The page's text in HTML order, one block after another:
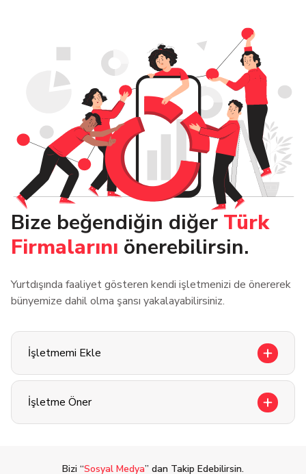
Bize beğendiğin diğer Türk
Firmalarını önerebilirsin.
Yurtdışında faaliyet gösteren kendi işletmenizi de önererek
bünyemize dahil olma şansı yakalayabilirsiniz.
İşletmemi Ekle
İşletme Öner
Bizi “Sosyal Medya” dan Takip Edebilirsin.